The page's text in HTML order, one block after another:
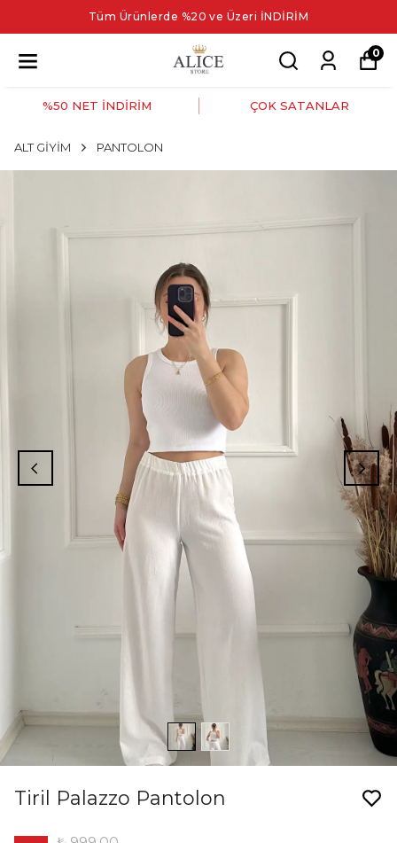
Tüm Ürünlerde %20 ve Üzeri İNDİRİM
0
%50 NET İNDİRİM ÇOK SATANLAR
ALT GİYİM PANTOLON
Tiril Palazzo Pantolon